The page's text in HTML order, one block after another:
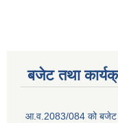
बजेट तथा
आ.व.2083/084 को बजेट